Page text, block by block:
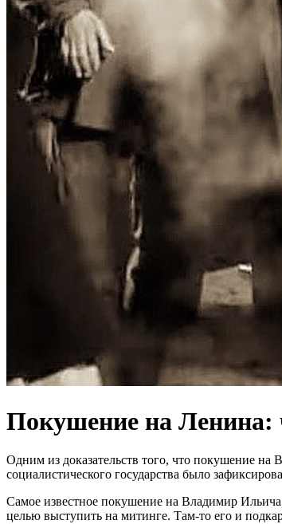
Покушение на Ленина:
Одним из доказательств того, что покушение на
социалистического государства было
Самое известное покушение на Владимир
целью выступить на митинге. Там-то его и